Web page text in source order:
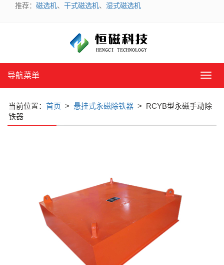
推荐： 磁选机、 干式磁选机、 湿式磁选机
导
单
导航菜单
当前位置： 首页 > 悬挂式永磁除铁器 > RCYB型永磁手动除
铁器